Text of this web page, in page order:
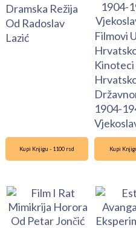
Dramska Režija
Od Radoslav
Lazić
Filmovi U
Kinoteci
1904-
Kupi Knjigu - 1100 rsd Kupi